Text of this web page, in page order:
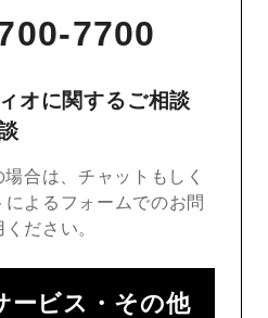
7700
オに関するご相談
場合は、チャットもしく
よるフォームでのお問
ださい。
ービス・その他